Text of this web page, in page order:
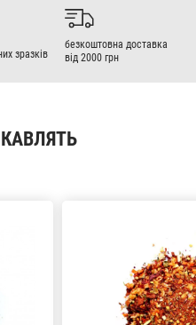
зразків
безкоштовна доставка
від 2000 грн